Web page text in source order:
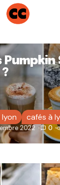
Pumpkin
cafés à
2022 0